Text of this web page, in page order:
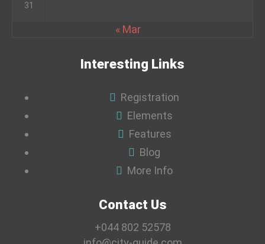
31
« Mar
Interesting Links
Registration
Elements
Features
Blog
More Info
Contact Us
+044 802 52578